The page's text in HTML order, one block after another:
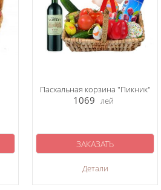
Пасхальная корзина "Пикник"
1069 лей
Детали
ЗАКАЗАТЬ